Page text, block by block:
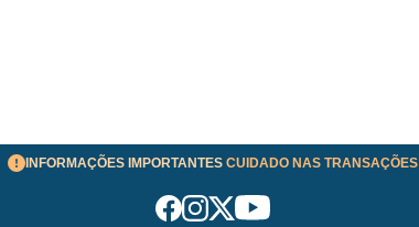
INFORMAÇÕES IMPORTANTES CUIDADO NAS TRANSAÇÕES